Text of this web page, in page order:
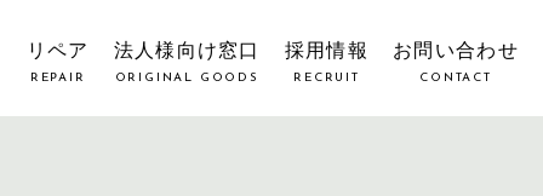
リペア
REPAIR
法人様向け窓口
ORIGINAL GOODS
採用情報
RECRUIT
お問い合わせ
CONTACT